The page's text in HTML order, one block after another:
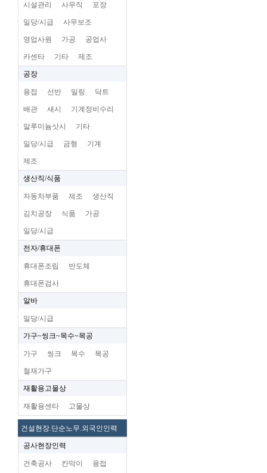
시설관리 사무직 포장
일당/시급 사무보조
영업사원 가공 공업사
카센타 기타 제조
공장
용접 선반 밀링 닥트
배관 새시 기계정비수리
알루미늄삿시 기타
일당/시급 금형 기계
제조
생산직/식품
자동차부품 제조 생산직
김치공장 식품 가공
일당/시급
전자/휴대폰
휴대폰조립 반도체
휴대폰검사
알바
일당/시급
가구~씽크~목수~목공
가구 씽크 목수 목공
철재가구
재활용고물상
재활용센타 고물상
건설현장.단순노무.외국인인력
공사현장인력
건축공사 칸막이 용접